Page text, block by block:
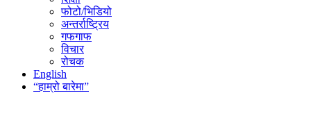
फोटो/भिडियो
अन्तर्राष्ट्रिय
गफगाफ
विचार
रोचक
English
“हाम्रो बारेमा”